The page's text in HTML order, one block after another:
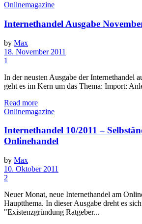
Onlinemagazine
Internethandel Ausgabe
by Max
18. November 2011
1
In der neusten Ausgabe der Internethandel
geht es im Kern um das Thema: Import:
Read more
Onlinemagazine
Internethandel 10/2011 –
Onlinehandel
by Max
10. Oktober 2011
2
Neuer Monat, neue Internethandel am
Hauptthema. In dieser Ausgabe dreht es
"Existenzgründung Ratgeber...